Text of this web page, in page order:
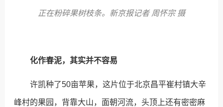
正在粉碎果树枝条。新京报记者 周怀宗 摄
化作春泥，其实并不容易
许凯种了50亩苹果，这片位于北京昌平崔村镇大辛
峰村的果园，背靠大山，面朝河流，头顶上还有密密麻